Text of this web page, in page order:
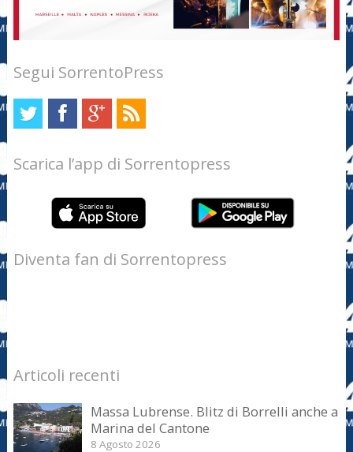
Segui SorrentoPress
Scarica l’app di Sorrentopress
Diventa fan di Sorrentopress
Articoli recenti
Massa Lubrense. Blitz di Borrelli anche a
Marina del Cantone
8 Agosto 2026